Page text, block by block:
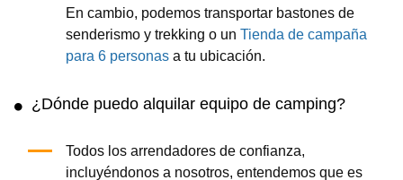
En cambio, podemos transportar bastones de
senderismo y trekking o un Tienda de campaña
para 6 personasa tu ubicación.
¿Dónde puedo alquilar equipo de camping?
Todos los arrendadores de confianza,
incluyéndonos a nosotros, entendemos que es